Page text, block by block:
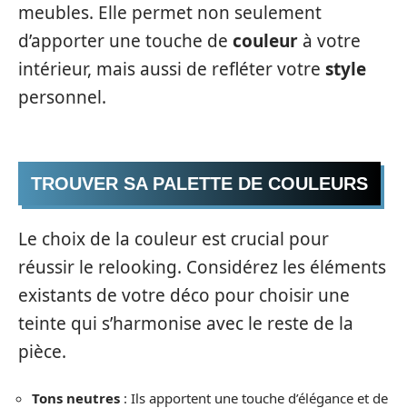
meubles. Elle permet non seulement
d’apporter une touche de couleur à votre
intérieur, mais aussi de refléter votre style
personnel.
TROUVER SA PALETTE DE COULEURS
Le choix de la couleur est crucial pour
réussir le relooking. Considérez les éléments
existants de votre déco pour choisir une
teinte qui s’harmonise avec le reste de la
pièce.
Tons neutres : Ils apportent une touche d’élégance et de